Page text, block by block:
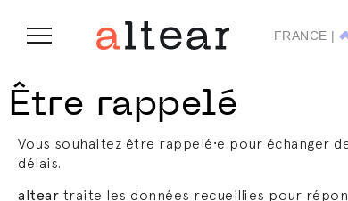
Être rappelé
Vous souhaitez être rappelé⸱e pour échanger
délais.
altear traite les données recueillies pour